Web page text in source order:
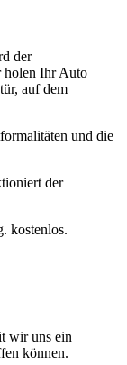
der
holen Ihr Auto
auf dem
und die
der
kostenlos.
wir uns ein
können.